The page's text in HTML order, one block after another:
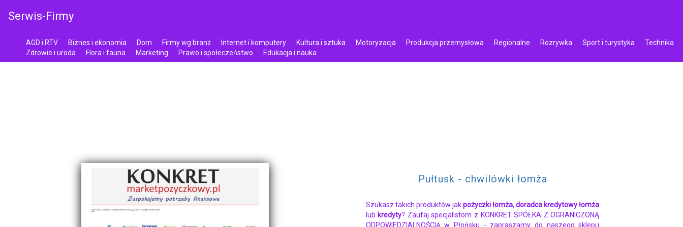
Serwis-Firmy
AGD i RTV Biznes i ekonomia Dom Firmy wg branż Internet i komputery Kultura i sztuka Motoryzacja Produkcja przemysłowa Regionalne Rozrywka Sport i turystyka
Technika
Zdrowie i uroda
Flora i fauna Marketing Prawo i społeczeństwo Edukacja i nauka
Pułtusk - chwilówki łomża
Szukasz takich produktów jakpożyczki łomża,doradca kredytowy łomża
lub kredyty? Zaufaj specjalistom z KONKRET SPÓŁKA Z OGRANICZONĄ
ODPOWIEDZIALNOŚCIĄ w Płońsku - zapraszamy do naszego sklepu